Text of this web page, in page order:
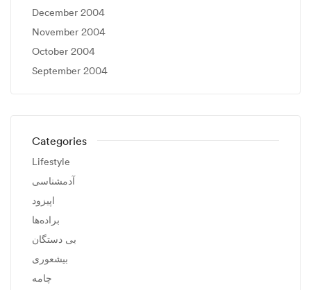
December 2004
November 2004
October 2004
September 2004
Categories
Lifestyle
آدمشناسی
اپیزود
براده‌ها
بی دستگان
بیشعوری
چامه